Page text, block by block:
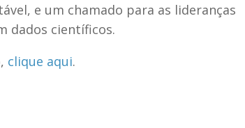
e um chamado para as lideranças
dados científicos.
clique aqui.